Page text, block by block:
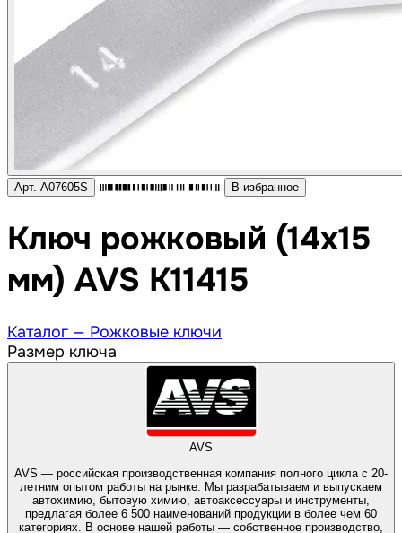
Арт. A07605S В избранное
Ключ рожковый (14х15
мм) AVS K11415
Каталог — Рожковые ключи
Размер ключа
AVS
AVS — российская производственная компания полного цикла с 20-
летним опытом работы на рынке. Мы разрабатываем и выпускаем
автохимию, бытовую химию, автоаксессуары и инструменты,
предлагая более 6 500 наименований продукции в более чем 60
категориях. В основе нашей работы — собственное производство,